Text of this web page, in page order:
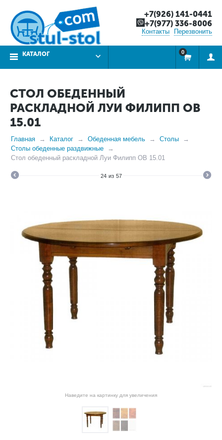
+7(926) 141-0441
+7(977) 336-8006
Контакты Перезвонить
КАТАЛОГ 0
СТОЛ ОБЕДЕННЫЙ
РАСКЛАДНОЙ ЛУИ ФИЛИПП ОВ
15.01
Главная Каталог Обеденная мебель
Столы
Столы обеденные раздвижные
Стол обеденный раскладной Луи Филипп ОВ 15.01
24 из 57
Наведите на картинку для увеличения